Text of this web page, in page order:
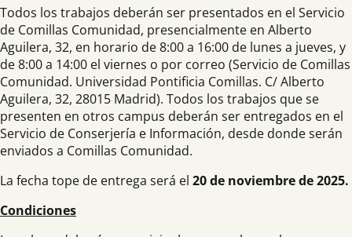
Todos los trabajos deberán ser presentados en el Servicio
de Comillas Comunidad, presencialmente en Alberto
Aguilera, 32, en horario de 8:00 a 16:00 de lunes a jueves, y
de 8:00 a 14:00 el viernes o por correo (Servicio de Comillas
Comunidad. Universidad Pontificia Comillas. C/ Alberto
Aguilera, 32, 28015 Madrid). Todos los trabajos que se
presenten en otros campus deberán ser entregados en el
Servicio de Conserjería e Información, desde donde serán
enviados a Comillas Comunidad.
La fecha tope de entrega será el 20 de noviembre de 2025.
Condiciones